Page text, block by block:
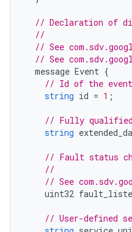
// Declaration of
//
// See
// See
message Event {
// Id of the
string id = 1 ;
// Fully qualified
string
// Fault status
//
// See
uint32
// User-defined